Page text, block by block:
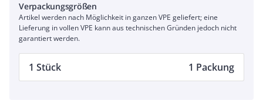
Verpackungsgrößen
Artikel werden nach Möglichkeit in ganzen VPE geliefert; eine
Lieferung in vollen VPE kann aus technischen Gründen jedoch nicht
garantiert werden.
1 Stück 1 Packung